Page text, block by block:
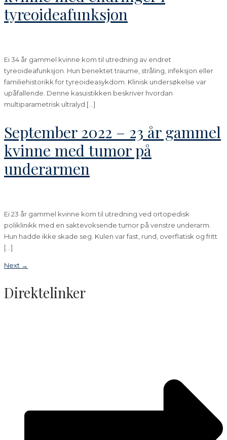
tyreoideafunksjon
Ei 34 år gammel kvinne kom til utredning av endret
tyreoideafunksjon. Hun benektet traume, stråling, infeksjon eller
familiehistorikk for tyreoideasykdom. Klinisk undersøkelse var
upåfallende. Denne kasuistikken beskriver hvordan
multiparametrisk ultralyd […]
September 2022 – 23 år gammel
kvinne med tumor på
underarmen
Ei 23 år gammel kvinne kom til utredning ved ortopedisk
poliklinikk med en saktevoksende tumor på venstre underarm.
Hun hadde ikke skade seg. Kulen var fast, rund, overflatisk og fritt
[…]
Next →
Direktelinker